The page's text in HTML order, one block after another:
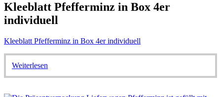
Kleeblatt Pfefferminz in Box 4er
individuell
Kleeblatt Pfefferminz in Box 4er individuell
Weiterlesen